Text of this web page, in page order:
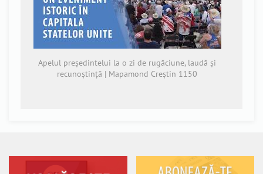
Apelul președintelui la o zi de rugăciune, laudă și
recunoștință | Mapamond Creștin 1150